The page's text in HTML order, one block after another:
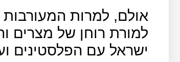
אולם, למרות
למורת רוחן של מצרים
ישראל עם הפלסטינים